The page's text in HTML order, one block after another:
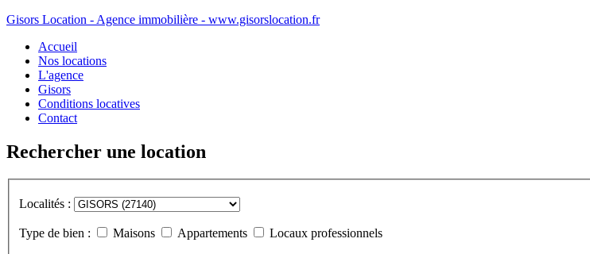
Gisors Location - Agence immobilière - www.gisorslocation.fr
Accueil
Nos locations
L'agence
Gisors
Conditions locatives
Contact
Rechercher une location
Localités :
Type de bien : Maisons Appartements Locaux professionnels